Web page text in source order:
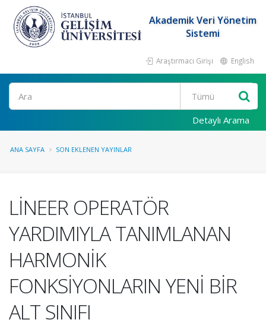
Akademik Veri Yönetim
Sistemi
Araştırmacı Girişi English
Ara
Detaylı Arama
ANA SAYFA SON EKLENEN YAYINLAR
LİNEER OPERATÖR
YARDIMIYLA TANIMLANAN
HARMONİK
FONKSİYONLARIN YENİ BİR
ALT SINIFI